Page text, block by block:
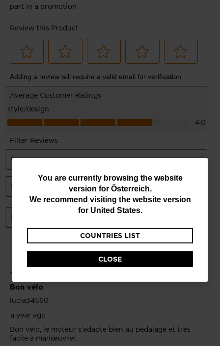
You
are
website
version
for
Österreich
We
recommend
visiting
You are currently browsing the website
version for Österreich.
We recommend visiting the website version
for United States.
COUNTRIES LIST
CLOSE